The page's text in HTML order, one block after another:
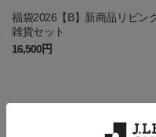
福袋2026【B】新商品リビン
雑貨セット
16,500円